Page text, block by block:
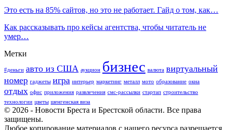
Это есть на 85% сайтов, но это не работает. Гайд о том, как…
Как рассказывать про кейсы агентства, чтобы читатель не
умер…
Метки
#деньги авто из США аукцион бизнес валюта виртуальный
номер гаджеты игра интерьер маркетинг металл мото образование окна
отдых офис приложения развлечения смс-рассылки стартап строительство
технологии цветы шенгенская виза
© 2026 - Новости Бреста и Брестской области. Все права
защищены.
Любое копирование материалов с нашего ресурса разрешается